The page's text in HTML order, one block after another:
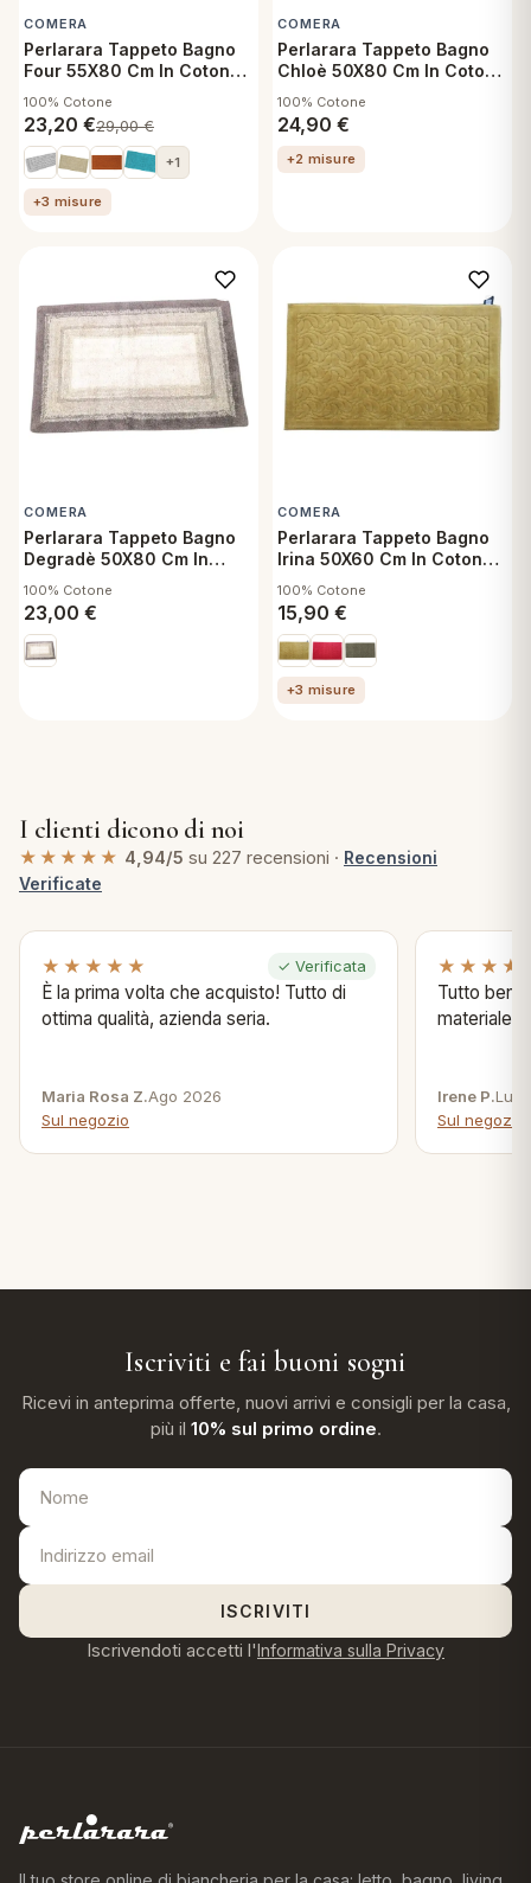
COMERA
Perlarara Tappeto Bagno
Four 55X80 Cm In Cotone
100% Cotone
23,20 €29,00€
+1
+3 misure
COMERA
Perlarara Tappeto Bagno
Chloè 50X80 Cm In Cotone
100% Cotone
24,90 €
+2 misure
COMERA
Perlarara Tappeto Bagno
Degradè 50X80 Cm In
100% Cotone
23,00 €
COMERA
Perlarara Tappeto Bagno
Irina 50X60 Cm In Cotone
100% Cotone
15,90 €
+3 misure
I clienti dicono di noi
★★★★★ 4,94/5 su 227 recensioni · Recensioni
Verificate
★★★★★ ✓ Verificata
È la prima volta che acquisto! Tutto di
ottima qualità, azienda seria.
Maria Rosa Z.Ago 2026
Sul negozio
Tutto bene
materiale .
Irene P.Lug
Sul negozio
Iscriviti e fai buoni sogni
Ricevi in anteprima offerte, nuovi arrivi e consigli per la casa,
più il 10% sul primo ordine.
ISCRIVITI
Iscrivendoti accetti l'Informativa sulla Privacy